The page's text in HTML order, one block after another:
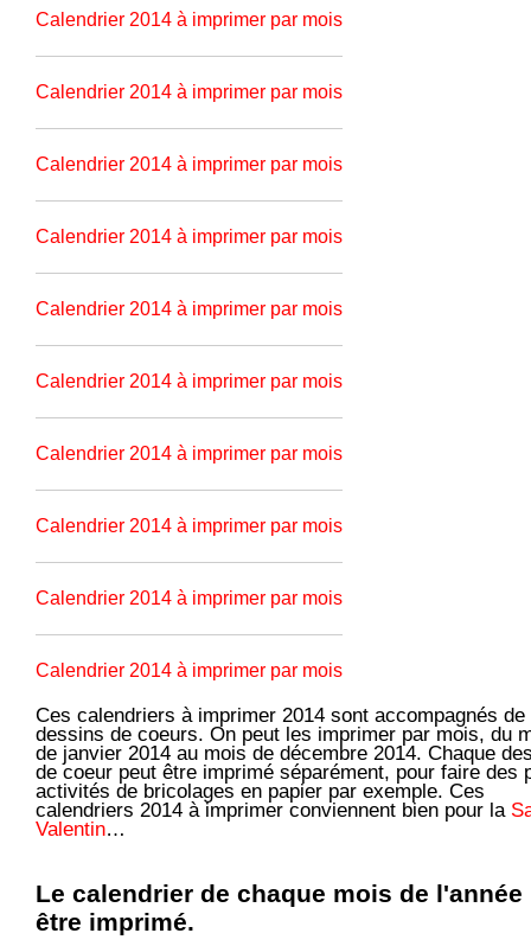
Calendrier 2014 à imprimer par mois
Calendrier 2014 à imprimer par mois
Calendrier 2014 à imprimer par mois
Calendrier 2014 à imprimer par mois
Calendrier 2014 à imprimer par mois
Calendrier 2014 à imprimer par mois
Calendrier 2014 à imprimer par mois
Calendrier 2014 à imprimer par mois
Calendrier 2014 à imprimer par mois
Calendrier 2014 à imprimer par mois
Ces calendriers à imprimer 2014 sont accompagnés de
dessins de coeurs. On peut les imprimer par mois, du
de janvier 2014 au mois de décembre 2014. Chaque
de coeur peut être imprimé séparément, pour faire des
activités de bricolages en papier par exemple. Ces
calendriers 2014 à imprimer conviennent bien pour la
Valentin…
Le calendrier de chaque mois de l'année
être imprimé.